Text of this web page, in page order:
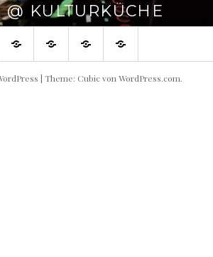
@ KULTURKÜCHE
Live
Shows
Produktive
Partner
Links Impressum
| Theme: Cubic von WordPress.com.